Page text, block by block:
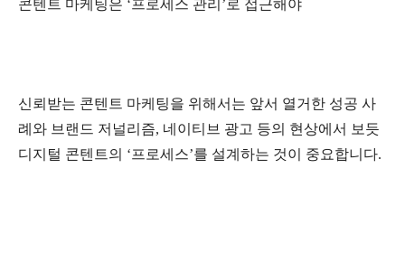
콘텐트 마케팅은 ‘프로세스 관리’로 접근해야
신뢰받는 콘텐트 마케팅을 위해서는 앞서 열거한 성공 사
례와 브랜드 저널리즘, 네이티브 광고 등의 현상에서 보듯
디지털 콘텐트의 ‘프로세스’를 설계하는 것이 중요합니다.